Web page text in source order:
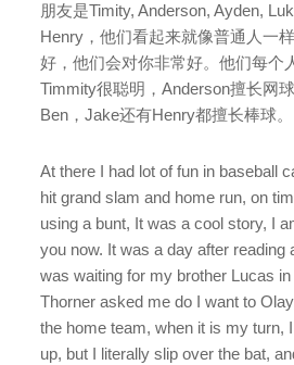
朋友是Timity, Anderson, Ayden,
Henry，他们看起来就像普通人一
好，他们会对你非常好。他们每个
Timmity很聪明，Anderson擅长网
Ben，Jake还有Henry都擅长棒球。
At there I had lot of fun in baseball
hit grand slam and home run, on
using a bunt, It was a cool story, I
you now. It was a day after reading
was waiting for my brother Lucas
Thorner asked me do I want to
the home team, when it is my turn,
up, but I literally slip over the bat,